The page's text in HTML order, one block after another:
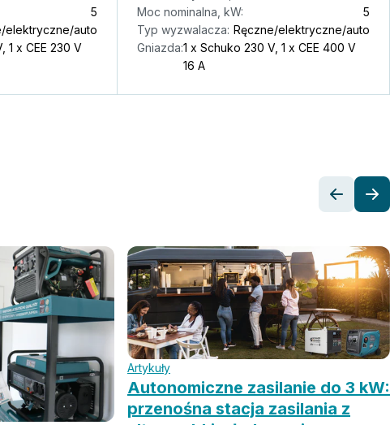
5
elektryczne/auto
1 x CEE 230 V
Moc nominalna, kW:
5
Typ wyzwalacza: Ręczne/elektryczne/auto
Gniazda:1 x Schuko 230 V, 1 x CEE 400 V
16 A
Artykuły
Autonomiczne zasilanie do 3 kW:
przenośna stacja zasilania z